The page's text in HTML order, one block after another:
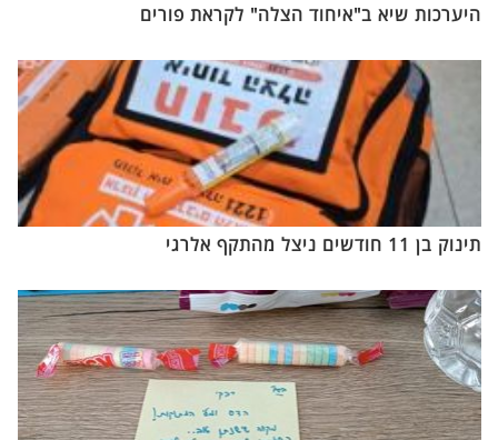
היערכות שיא ב"איחוד הצלה" לקראת פורים
תינוק בן 11 חודשים ניצל מהתקף אלרגי